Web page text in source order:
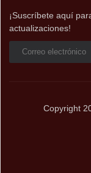
¡Suscríbete aquí
actualizaciones!
Copyright